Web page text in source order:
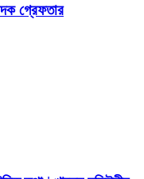
গ্রেফতার